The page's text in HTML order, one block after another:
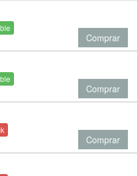
Comprar
Comprar
Comprar